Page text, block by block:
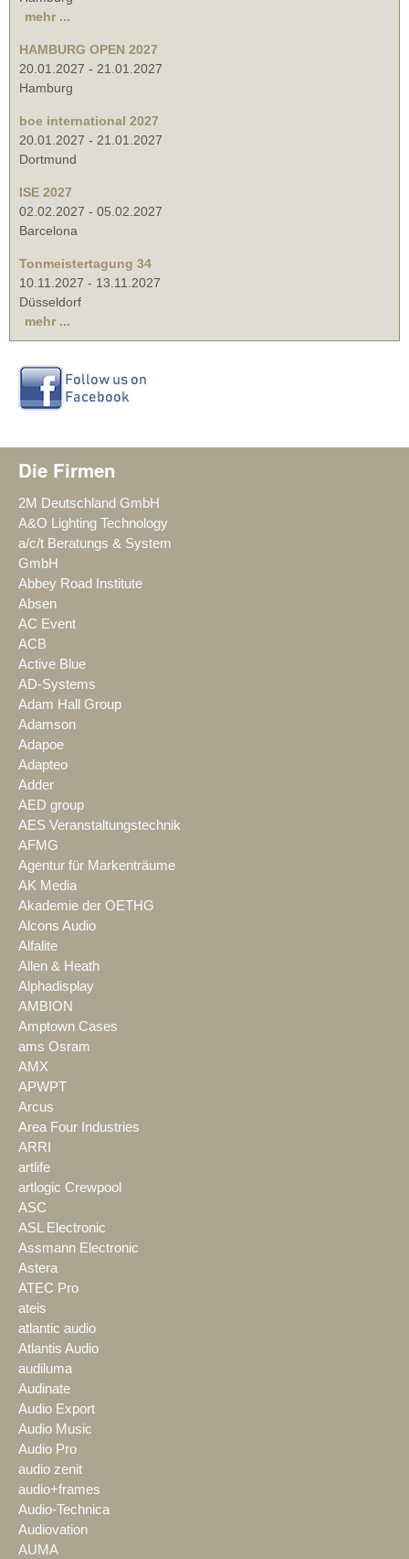
mehr ...
HAMBURG OPEN 2027
20.01.2027 - 21.01.2027
Hamburg
boe international 2027
20.01.2027 - 21.01.2027
Dortmund
ISE 2027
02.02.2027 - 05.02.2027
Barcelona
Tonmeistertagung 34
10.11.2027 - 13.11.2027
Düsseldorf
mehr ...
Die Firmen
2M Deutschland GmbH
A&O Lighting Technology
a/c/t Beratungs & System
GmbH
Abbey Road Institute
Absen
AC Event
ACB
Active Blue
AD-Systems
Adam Hall Group
Adamson
Adapoe
Adapteo
Adder
AED group
AES Veranstaltungstechnik
AFMG
Agentur für Markenträume
AK Media
Akademie der OETHG
Alcons Audio
Alfalite
Allen & Heath
Alphadisplay
AMBION
Amptown Cases
ams Osram
AMX
APWPT
Arcus
Area Four Industries
ARRI
artlife
artlogic Crewpool
ASC
ASL Electronic
Assmann Electronic
Astera
ATEC Pro
ateis
atlantic audio
Atlantis Audio
audiluma
Audinate
Audio Export
Audio Music
Audio Pro
audio zenit
audio+frames
Audio-Technica
Audiovation
AUMA